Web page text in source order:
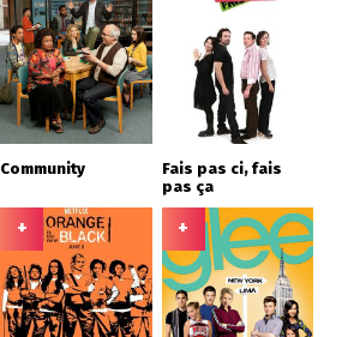
Community
Fais pas ci, fais
pas ça
+ +